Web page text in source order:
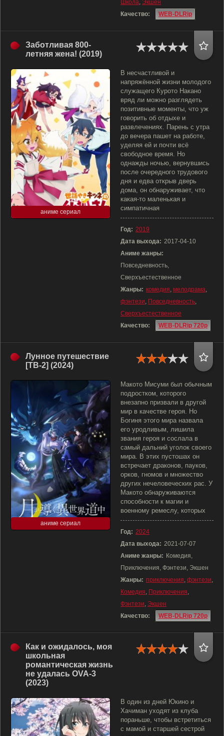
Школа, Экшен
Качество:
WEB-DLRip
Заботливая 800-
летняя жена! (2019)
аниме сериал
В несчастливой и
напряжённой жизни молодого
служащего Курото Накано
вряд ли можно разглядеть
позитивные моменты, что уж
говорить об отдыхе и
развлечениях. Парень с утра
до вечера пашет на работе,
уделяя ей и почти всё
свободное время. Но
однажды ночью, вернувшись
после очередного трудового
дня и едва открыв дверь
дома, он обнаруживает, что
какая-то маленькая и
симпатичная
Год: 2019
Дата выхода: 2017-04-10
Аниме жанры:
Повседневность,
Сверхъестественное
Жанры: комедия, мелодрама,
фэнтези, Повседневность,
Сверхъестественное
Качество:
WEB-DLRip 720p
Лунное путешествие
[ТВ-2] (2024)
аниме сериал
Макото Мисуми был обычным
подростком, которого
внезапно призвали в другой
мир в качестве героя. Но
Богиня этого мира назвала
его уродливым, лишила
звания героя и сослала в
самый дальний уголок своего
мира. В этих пустошах он
встречает драконов, пауков,
орков, гномов и множество
других нечеловеческих рас. У
Макото обнаруживаются
способности к магии и
военному ремеслу, которых
Год: 2024
Дата выхода: 2021-07-07
Аниме жанры: Комедия,
Приключения, Фэнтези, Экшен
Жанры: приключения, фэнтези,
Комедия, Приключения,
Фэнтези, Экшен
Качество:
WEB-DLRip 720p
Как и ожидалось, моя
школьная
романтическая жизнь
не удалась OVA-3
(2023)
В один из дней Юкино и
Хачиман уходят из клуба
пораньше, чтобы встретиться
с мамой и старшей сестрой